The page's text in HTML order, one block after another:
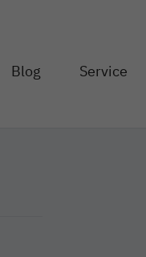
Blog Service